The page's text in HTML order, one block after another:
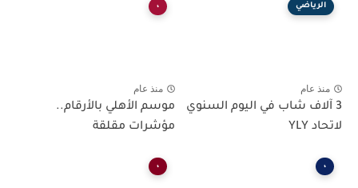
الرياضي
منذ عام
3 آلاف شاب في اليوم السنوي
لاتحاد YLY
،
منذ عام
موسم الأهلي بالأرقام..
مؤشرات مقلقة
، ،